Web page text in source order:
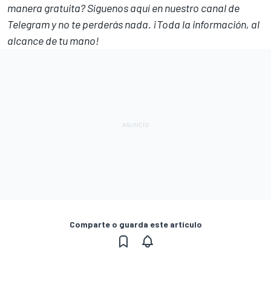
manera gratuita? Síguenosaquí en nuestro canal de
Telegramy no te perderás nada. ¡Toda la información, al
alcance de tu mano!
Comparte o guarda este artículo